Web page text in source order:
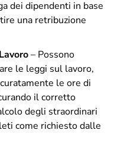
dei dipendenti in base
una retribuzione
– Possono
le leggi sul lavoro,
le ore di
il corretto
degli straordinari
come richiesto dalle